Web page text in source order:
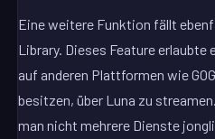
Eine weitere Funktion fällt
Library. Dieses Feature erlaubte
auf anderen Plattformen wie
besitzen, über Luna zu
man nicht mehrere Dienste